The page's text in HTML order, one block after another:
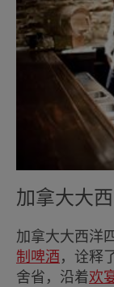
加拿大大
加拿大大西洋
制啤酒，诠释
舍省，沿着欢